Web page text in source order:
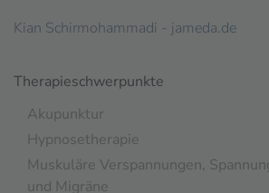
Kian Schirmohammadi - jameda.de
Therapieschwerpunkte
Akupunktur
Hypnosetherapie
Muskuläre Verspannungen,
und Migräne